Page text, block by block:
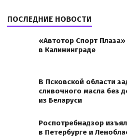
ПОСЛЕДНИЕ НОВОСТИ
«Автотор Спорт
в Калининграде
В Псковской области
сливочного масла без
из Беларуси
Роспотребнадзор
в Петербурге и